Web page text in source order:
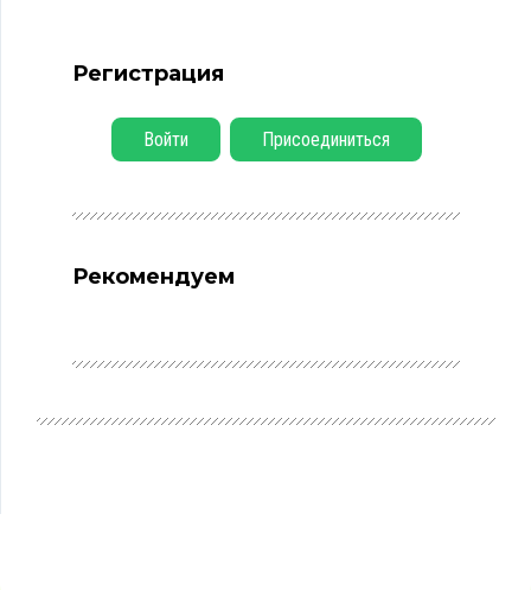
Регистрация
Войти Присоединиться
Рекомендуем